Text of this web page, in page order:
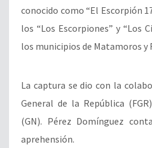
conocido como “El Escorpión
los “Los Escorpiones” y “Los
los municipios de Matamoros y
La captura se dio con la
General de la República
(GN). Pérez Domínguez
aprehensión.